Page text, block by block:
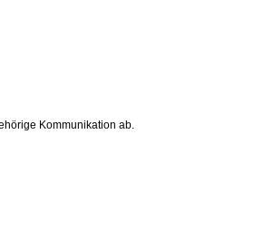
Kommunikation ab.